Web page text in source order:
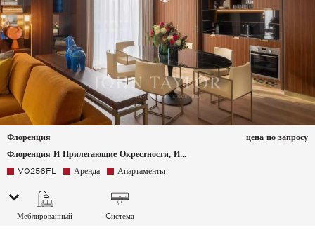
Флоренция
Флоренция И Прилегающие Окрестности, Италия
цена по запросу
V0256FL Аренда Апартаменты
Меблированный
Cистема